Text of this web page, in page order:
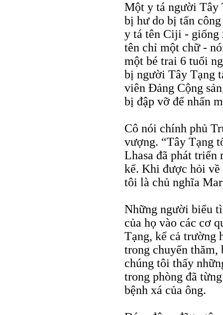
Một y tá người Tây
bị hư do bị tấn
y tá tên Ciji - giống
tên chỉ một chữ -
một bé trai 6 tuổi
bị người Tây Tạng
viên Đảng Cộng
bị đập vỡ để nhấn
Cô nói chính phủ
vượng. “Tây Tạng
Lhasa đã phát triển
kể. Khi được hỏi về
tôi là chủ nghĩa
Những người biểu
của họ vào các cơ
Tạng, kể cả trường
trong chuyến
chúng tôi thấy
trong phòng đã
bệnh xá của ông.